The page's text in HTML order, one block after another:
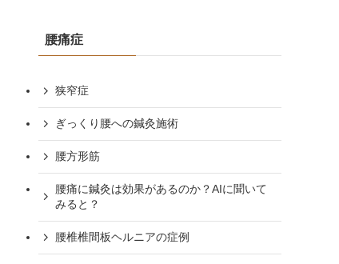
腰痛症
狭窄症
ぎっくり腰への鍼灸施術
腰方形筋
腰痛に鍼灸は効果があるのか？AIに聞いて
みると？
腰椎椎間板ヘルニアの症例